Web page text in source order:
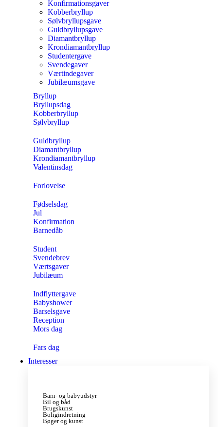
Konfirmationsgaver
Kobberbryllup
Sølvbryllupsgave
Guldbryllupsgave
Diamantbryllup
Krondiamantbryllup
Studentergave
Svendegaver
Værtindegaver
Jubilæumsgave
Bryllup
Bryllupsdag
Kobberbryllup
Sølvbryllup
Guldbryllup
Diamantbryllup
Krondiamantbryllup
Valentinsdag
Forlovelse
Fødselsdag
Jul
Konfirmation
Barnedåb
Student
Svendebrev
Værtsgaver
Jubilæum
Indflyttergave
Babyshower
Barselsgave
Reception
Mors dag
Fars dag
Interesser
Barn- og babyudstyr
Bil og båd
Brugskunst
Boligindretning
Bøger og kunst